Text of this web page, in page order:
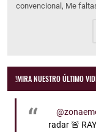
convencional, Me
!MIRA NUESTRO ÚLTIMO
radar 🚨